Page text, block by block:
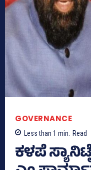
GOVERNANCE
Less than 1 min. Read
ಕಳಪೆ